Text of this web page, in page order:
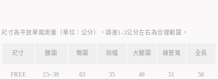
尺寸為平放單面測量（單位：公分），誤差1-3公分左右為合理範圍。
尺寸 腰圍 臀圍 前檔 大腿圍 褲管寬 全長
FREE 25~39 63 35 49 51 50